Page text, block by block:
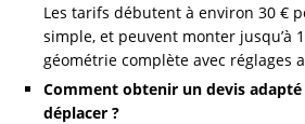
Les tarifs débutent à environ 30 €
simple, et peuvent monter jusqu’à
géométrie complète avec réglages
Comment obtenir un devis
déplacer ?